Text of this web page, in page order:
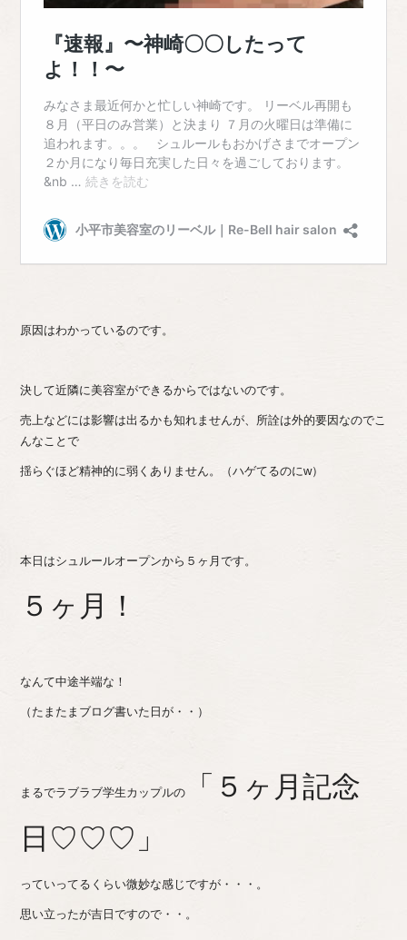
原因はわかっているのです。
決して近隣に美容室ができるからではないのです。
売上などには影響は出るかも知れませんが、所詮は外的要因なのでこ
んなことで
揺らぐほど精神的に弱くありません。（ハゲてるのにw）
本日はシュルールオープンから５ヶ月です。
５ヶ月！
なんて中途半端な！
（たまたまブログ書いた日が・・）
まるでラブラブ学生カップルの「５ヶ月記念
日♡♡♡」
っていってるくらい微妙な感じですが・・・。
思い立ったが吉日ですので・・。